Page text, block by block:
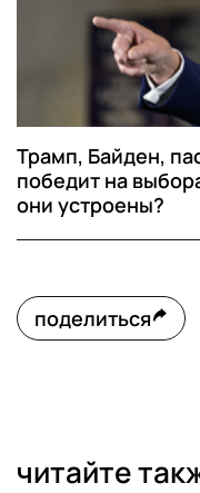
Трамп, Байден,
победит на
они устроены?
поделиться
читайте